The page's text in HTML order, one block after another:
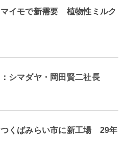
イモで新需要 植物性ミルク
シマダヤ・岡田賢二社長
つくばみらい市に新工場 29年